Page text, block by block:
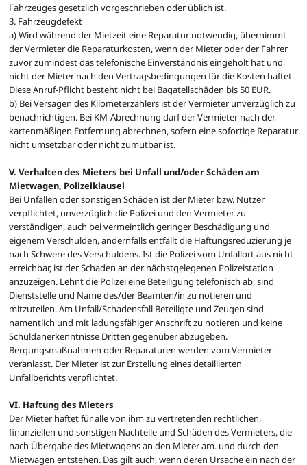
Fahrzeuges gesetzlich vorgeschrieben oder üblich ist.
3. Fahrzeugdefekt
a) Wird während der Mietzeit eine Reparatur notwendig, übernimmt
der Vermieter die Reparaturkosten, wenn der Mieter oder der Fahrer
zuvor zumindest das telefonische Einverständnis eingeholt hat und
nicht der Mieter nach den Vertragsbedingungen für die Kosten haftet.
Diese Anruf-Pflicht besteht nicht bei Bagatellschäden bis 50 EUR.
b) Bei Versagen des Kilometerzählers ist der Vermieter unverzüglich zu
benachrichtigen. Bei KM-Abrechnung darf der Vermieter nach der
kartenmäßigen Entfernung abrechnen, sofern eine sofortige Reparatur
nicht umsetzbar oder nicht zumutbar ist.
V. Verhalten des Mieters bei Unfall und/oder Schäden am
Mietwagen, Polizeiklausel
Bei Unfällen oder sonstigen Schäden ist der Mieter bzw. Nutzer
verpflichtet, unverzüglich die Polizei und den Vermieter zu
verständigen, auch bei vermeintlich geringer Beschädigung und
eigenem Verschulden, andernfalls entfällt die Haftungsreduzierung je
nach Schwere des Verschuldens. Ist die Polizei vom Unfallort aus nicht
erreichbar, ist der Schaden an der nächstgelegenen Polizeistation
anzuzeigen. Lehnt die Polizei eine Beteiligung telefonisch ab, sind
Dienststelle und Name des/der Beamten/in zu notieren und
mitzuteilen. Am Unfall/Schadensfall Beteiligte und Zeugen sind
namentlich und mit ladungsfähiger Anschrift zu notieren und keine
Schuldanerkenntnisse Dritten gegenüber abzugeben.
Bergungsmaßnahmen oder Reparaturen werden vom Vermieter
veranlasst. Der Mieter ist zur Erstellung eines detaillierten
Unfallberichts verpflichtet.
VI. Haftung des Mieters
Der Mieter haftet für alle von ihm zu vertretenden rechtlichen,
finanziellen und sonstigen Nachteile und Schäden des Vermieters, die
nach Übergabe des Mietwagens an den Mieter am. und durch den
Mietwagen entstehen. Das gilt auch, wenn deren Ursache ein nach der